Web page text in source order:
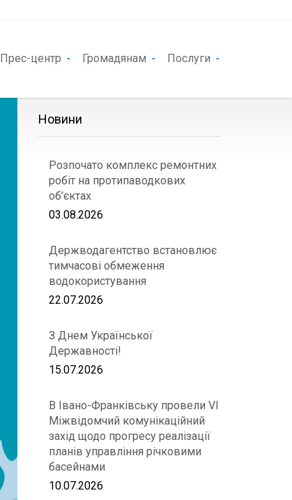
Прес-центр Громадянам Послуги
Новини
Розпочато комплекс ремонтних
робіт на протипаводкових
об’єктах
03.08.2026
Держводагентство встановлює
тимчасові обмеження
водокористування
22.07.2026
З Днем Української
Державності!
15.07.2026
В Івано-Франківську провели VІ
Міжвідомчий комунікаційний
захід щодо прогресу реалізації
планів управління річковими
басейнами
10.07.2026